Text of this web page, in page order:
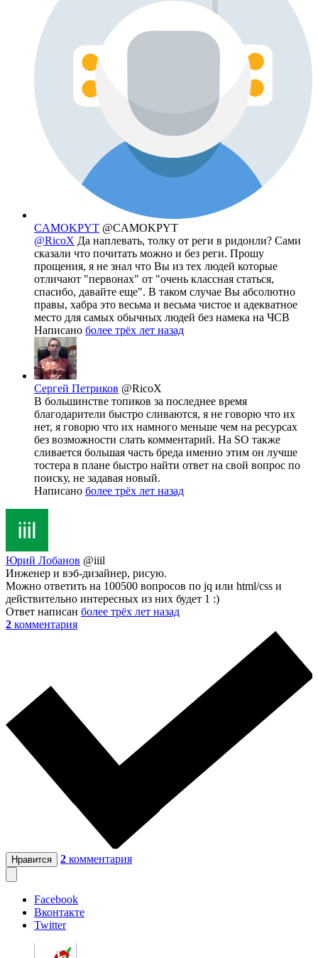
CAMOKPYT @CAMOKPYT
@RicoX Да наплевать, толку от реги в ридонли? Сами
сказали что почитать можно и без реги. Прошу
прощения, я не знал что Вы из тех людей которые
отличают "первонах" от "очень классная статься,
спасибо, давайте еще". В таком случае Вы абсолютно
правы, хабра это весьма и весьма чистое и адекватное
место для самых обычных людей без намека на ЧСВ
Написано более трёх лет назад
Сергей Петриков @RicoX
В большинстве топиков за последнее время
благодарители быстро сливаются, я не говорю что их
нет, я говорю что их намного меньше чем на ресурсах
без возможности слать комментарий. На SO также
сливается большая часть бреда именно этим он лучше
тостера в плане быстро найти ответ на свой вопрос по
поиску, не задавая новый.
Написано более трёх лет назад
Юрий Лобанов @iiil
Инженер и вэб-дизайнер, рисую.
Можно ответить на 100500 вопросов по jq или html/css и
действительно интересных из них будет 1 :)
Ответ написан более трёх лет назад
2 комментария
Нравится 2 комментария
Facebook
Вконтакте
Twitter